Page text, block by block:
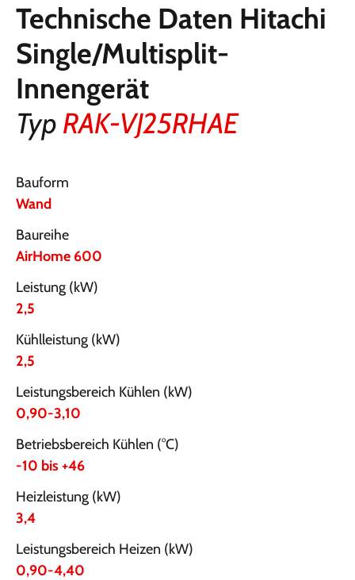
Technische Daten Hitachi
Single/Multisplit-
Innengerät
Typ RAK-VJ25RHAE
Bauform
Wand
Baureihe
AirHome 600
Leistung (kW)
2,5
Kühlleistung (kW)
2,5
Leistungsbereich Kühlen (kW)
0,90-3,10
Betriebsbereich Kühlen (°C)
-10 bis +46
Heizleistung (kW)
3,4
Leistungsbereich Heizen (kW)
0,90-4,40